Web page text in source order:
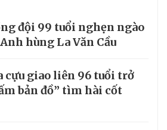
đội 99 tuổi nghẹn ngào
hùng La Văn Cầu
cựu giao liên 96 tuổi trở
bản đồ” tìm hài cốt